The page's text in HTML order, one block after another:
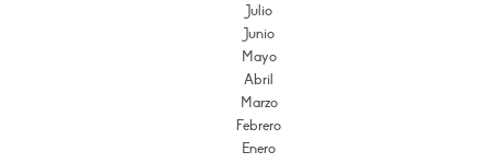
Julio
Junio
Mayo
Abril
Marzo
Febrero
Enero